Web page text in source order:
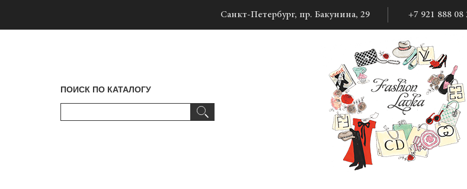
Санкт-Петербург, пр. Бакунина, 29 +7 921 888 08
ПОИСК ПО КАТАЛОГУ